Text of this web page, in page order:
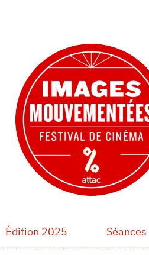
Édition 2025 Séances